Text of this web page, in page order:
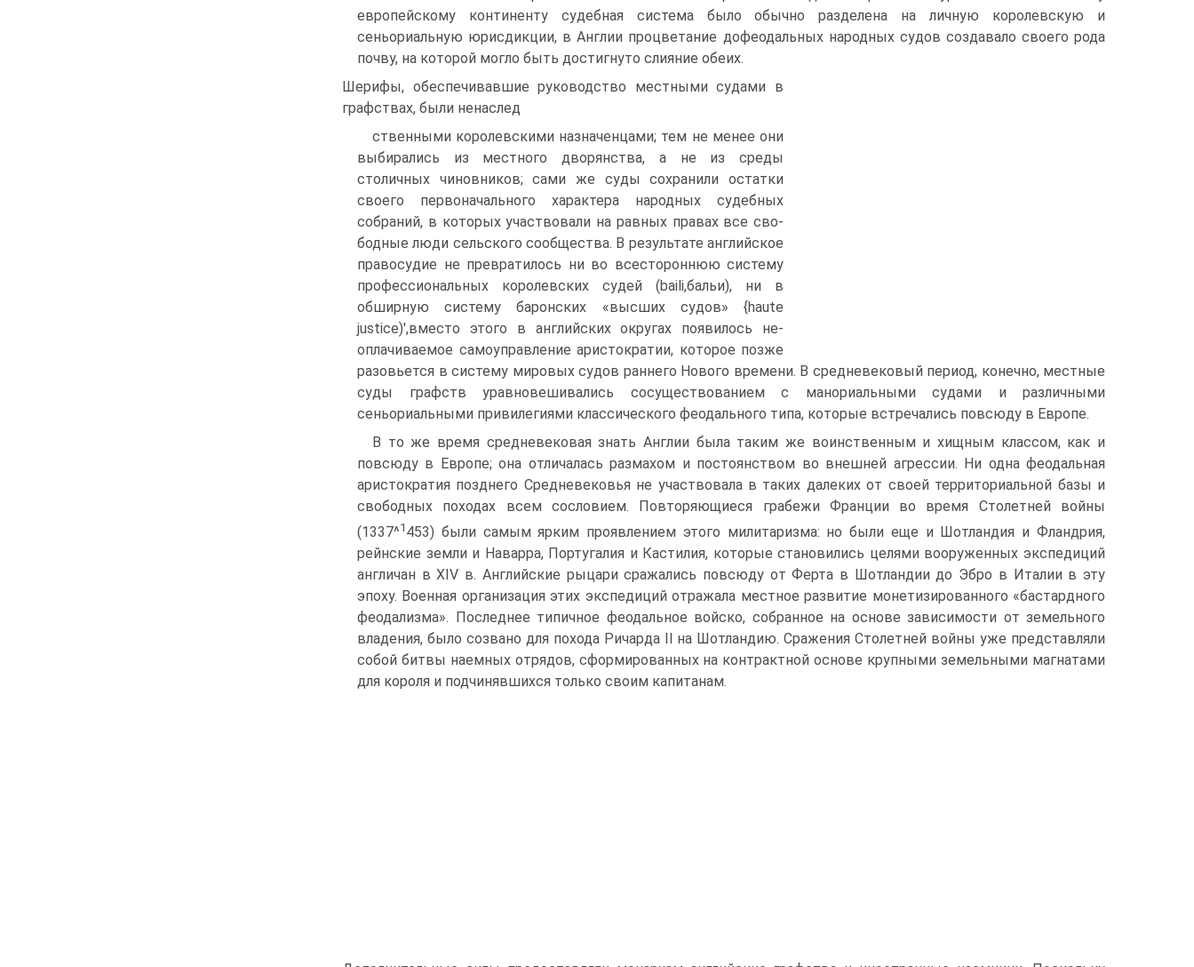
европейскому континенту судебная система было обычно разделена на личную королевскую и
сеньориальную юрисдикции, в Ан­глии процветание дофеодальных народных судов создавало своего рода
почву, на которой могло быть достигнуто слияние обеих.
Шерифы, обес­печивавшие руководство местными судами в
графствах, были ненаслед­
ственными королевскими назначенцами; тем не менее они
выбирались из местного дворянства, а не из среды
столичных чиновников; сами же суды сохранили остатки
своего первоначального характера народных судебных
собраний, в которых участвовали на равных правах все сво­
бодные люди сельского сообщества. В результате английское
правосудие не превратилось ни во всестороннюю систему
профессиональных коро­левских судей (baili,бальи), ни в
обширную систему баронских «высших судов» {haute
justice)',вместо этого в английских округах появилось не­
оплачиваемое самоуправление аристократии, которое позже
разовьет­ся в систему мировых судов раннего Нового времени. В средневековый период, конечно, местные
суды графств уравновешивались сосущество­ванием с манориальными судами и различными
сеньориальными при­вилегиями классического феодального типа, которые встречались по­всюду в Европе.
В то же время средневековая знать Англии была таким же воинствен­ным и хищным классом, как и
повсюду в Европе; она отличалась разма­хом и постоянством во внешней агрессии. Ни одна феодальная
аристо­кратия позднего Средневековья не участвовала в таких далеких от своей территориальной базы и
свободных походах всем сословием. Повторяю­щиеся грабежи Франции во время Столетней войны
(1337^1 453) были са­мым ярким проявлением этого милитаризма: но были еще и Шотлан­дия и Фландрия,
рейнские земли и Наварра, Португалия и Кастилия, ко­торые становились целями вооруженных экспедиций
англичан в XIV в. Английские рыцари сражались повсюду от Ферта в Шотландии до Эбро в Италии в эту
эпоху. Военная организация этих экспедиций отражала местное развитие монетизированного «бастардного
феодализма». По­следнее типичное феодальное войско, собранное на основе зависимо­сти от земельного
владения, было созвано для похода Ричарда II на Шот­ландию. Сражения Столетней войны уже представляли
собой битвы на­емных отрядов, сформированных на контрактной основе крупными земельными магнатами
для короля и подчинявшихся только своим ка­питанам.